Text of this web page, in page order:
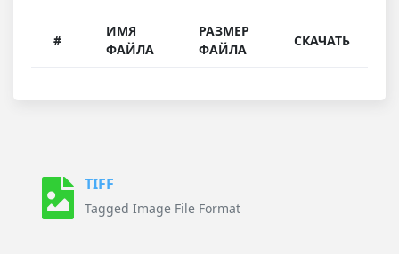
#
ИМЯ
ФАЙЛА
РАЗМЕР
ФАЙЛА
СКАЧАТЬ
TIFF
Tagged Image File Format